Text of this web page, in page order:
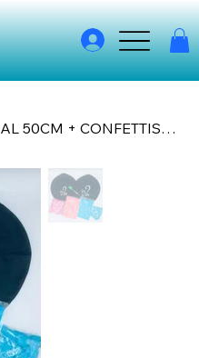
2 BALLONS GENDER REVEAL 50CM + CONFETTIS + POUDRE HOLI